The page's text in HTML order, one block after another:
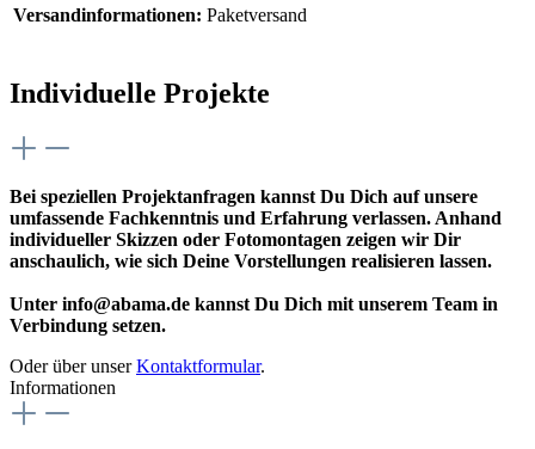
Versandinformationen: Paketversand
Individuelle Projekte
Bei speziellen Projektanfragen kannst Du Dich auf unsere
umfassende Fachkenntnis und Erfahrung verlassen. Anhand
individueller Skizzen oder Fotomontagen zeigen wir Dir
anschaulich, wie sich Deine Vorstellungen realisieren lassen.
Unter info@abama.de kannst Du Dich mit unserem Team in
Verbindung setzen.
Oder über unserKontaktformular.
Informationen